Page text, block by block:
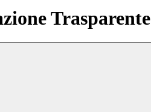
Trasparente